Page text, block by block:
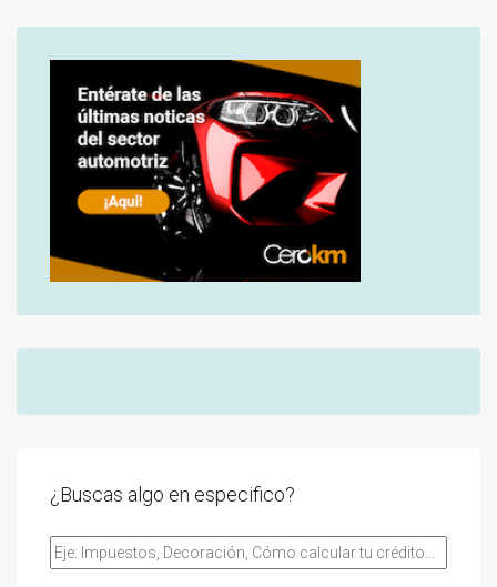
¿Buscas algo en especifico?